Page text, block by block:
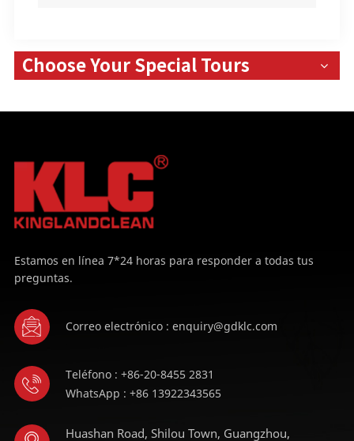
Choose Your Special Tours
Estamos en línea 7*24 horas para responder a todas tus
preguntas.
Correo electrónico : enquiry@gdklc.com
Teléfono : +86-20-8455 2831
WhatsApp : +86 13922343565
Huashan Road, Shilou Town, Guangzhou,